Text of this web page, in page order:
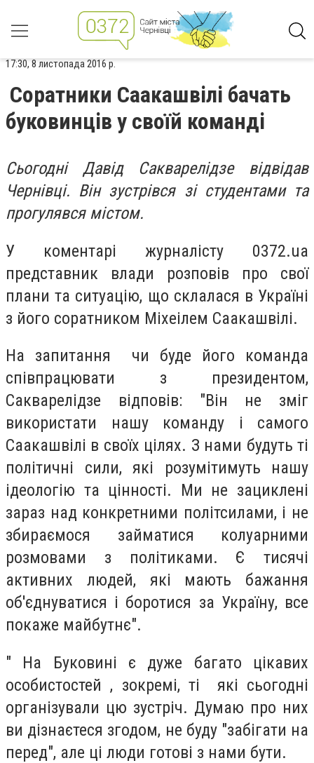
17:30, 8 листопада 2016 р.
Соратники Саакашвілі бачать
буковинців у своїй команді
Сьогодні Давід Сакварелідзе відвідав
Чернівці. Він зустрівся зі студентами та
прогулявся містом.
У коментарі журналісту 0372.ua
представник влади розповів про свої
плани та ситуацію, що склалася в Україні
з його соратником Міхеілем Саакашвілі.
На запитання чи буде його команда
співпрацювати з президентом,
Сакварелідзе відповів: "Він не зміг
використати нашу команду і самого
Саакашвілі в своїх цілях. З нами будуть ті
політичні сили, які розумітимуть нашу
ідеологію та цінності. Ми не зациклені
зараз над конкретними політсилами, і не
збираємося займатися колуарними
розмовами з політиками. Є тисячі
активних людей, які мають бажання
об'єднуватися і боротися за Україну, все
покаже майбутнє".
" На Буковині є дуже багато цікавих
особистостей , зокремі, ті які сьогодні
організували цю зустріч. Думаю про них
ви дізнаєтеся згодом, не буду "забігати на
перед", але ці люди готові з нами бути.